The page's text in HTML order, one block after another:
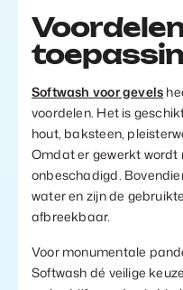
Softwash voor gevels
voordelen. Het is
hout, baksteen,
Omdat er gewerkt wordt
onbeschadigd.
water en zijn de
afbreekbaar.
Voor monumentale
Softwash dé veilige